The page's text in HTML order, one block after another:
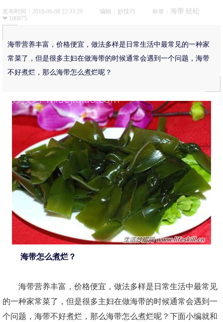
发布时间：2018-06-08 22:33:29 编辑：妙技巧 标签： 海带 轻松
❤ 100875
海带营养丰富，价格便宜，做法多样是日常生活中最常见的一种家
常菜了，但是很多主妇在做海带的时候通常会遇到一个问题，海带
不好煮烂，那么海带怎么煮烂呢？
海带怎么煮烂？
海带营养丰富，价格便宜，做法多样是日常生活中最常见
的一种家常菜了，但是很多主妇在做海带的时候通常会遇到一
个问题，海带不好煮烂，那么海带怎么煮烂呢？下面小编就和